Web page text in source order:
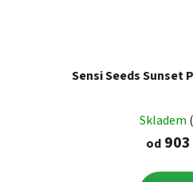
Sensi Seeds Sunset
Skladem
od903